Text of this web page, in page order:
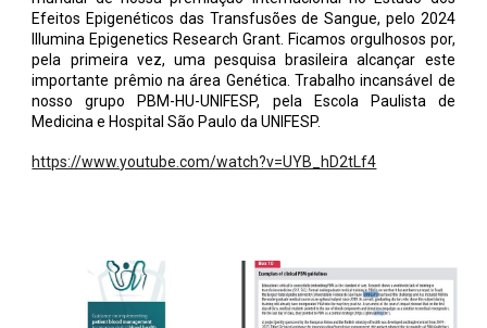
Efeitos Epigenéticos das Transfusões de Sangue, pelo 2024
Illumina Epigenetics Research Grant. Ficamos orgulhosos por,
pela primeira vez, uma pesquisa brasileira alcançar este
importante prêmio na área Genética. Trabalho incansável de
nosso grupo PBM-HU-UNIFESP, pela Escola Paulista de
Medicina e Hospital São Paulo da UNIFESP.
https://www.youtube.com/watch?v=UYB_hD2tLf4